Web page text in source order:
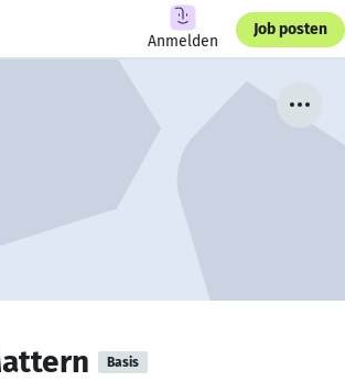
Anmelden
Job posten
Basis